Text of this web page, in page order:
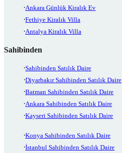
Ankara Günlük Kiralık Ev
Fethiye Kiralık Villa
Antalya Kiralık Villa
Sahibinden
Sahibinden Satılık Daire
Diyarbakır Sahibinden Satılık Daire
Batman Sahibinden Satılık Daire
Ankara Sahibinden Satılık Daire
Kayseri Sahibinden Satılık Daire
Konya Sahibinden Satılık Daire
İstanbul Sahibinden Satılık Daire